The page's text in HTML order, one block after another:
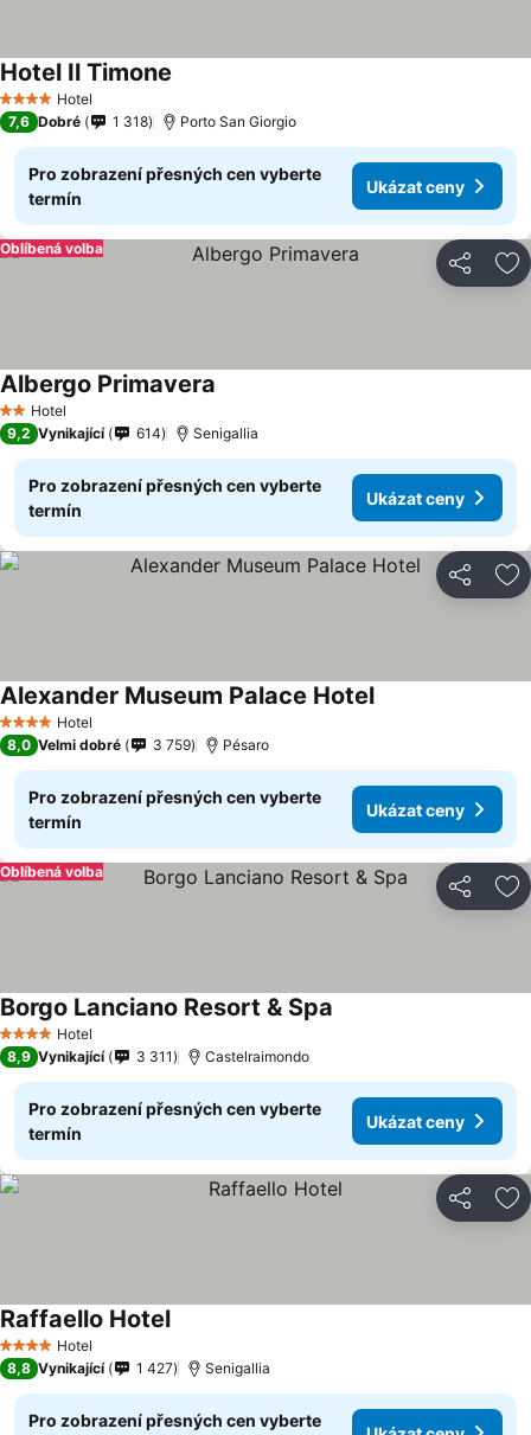
4 Počet hvězdiček
Hotel
Hotel Il Timone
7,6 Dobré 1 318 Porto San Giorgio
Pro zobrazení přesných cen vyberte
termín
Ukázat ceny
Sdílet
Oblíbená volba
2 Počet hvězdiček
Hotel
Albergo Primavera
9,2 Vynikající 614 Senigallia
Pro zobrazení přesných cen vyberte
termín
Ukázat ceny
Sdílet
4 Počet hvězdiček
Hotel
Alexander Museum Palace Hotel
8,0 Velmi dobré 3 759 Pésaro
Pro zobrazení přesných cen vyberte
termín
Ukázat ceny
Sdílet
Oblíbená volba
4 Počet hvězdiček
Hotel
Borgo Lanciano Resort & Spa
8,9 Vynikající 3 311 Castelraimondo
Pro zobrazení přesných cen vyberte
termín
Ukázat ceny
Sdílet
4 Počet hvězdiček
Hotel
Raffaello Hotel
8,8 Vynikající 1 427 Senigallia
Pro zobrazení přesných cen vyberte